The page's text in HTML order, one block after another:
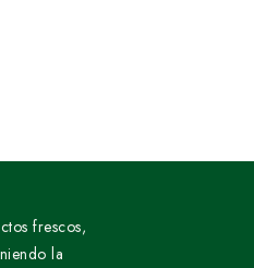
frescos,
la